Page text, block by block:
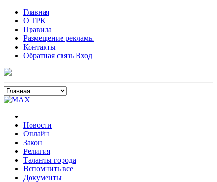
Главная
О ТРК
Правила
Размещение рекламы
Контакты
Обратная связь Вход
Новости
Онлайн
Закон
Религия
Таланты города
Вспомнить все
Документы